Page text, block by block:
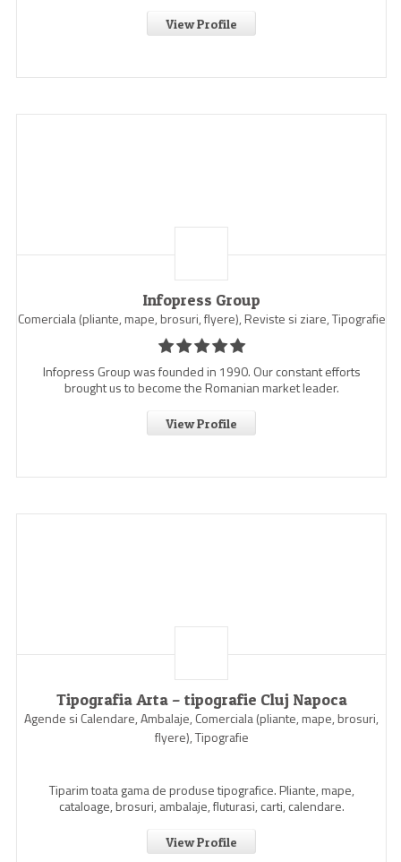
View Profile
Infopress Group
Comerciala (pliante, mape, brosuri, flyere), Reviste si ziare, Tipografie
Infopress Group was founded in 1990. Our constant efforts
brought us to become the Romanian market leader.
View Profile
Tipografia Arta – tipografie Cluj Napoca
Agende si Calendare, Ambalaje, Comerciala (pliante, mape, brosuri,
flyere), Tipografie
Tiparim toata gama de produse tipografice. Pliante, mape,
cataloage, brosuri, ambalaje, fluturasi, carti, calendare.
View Profile